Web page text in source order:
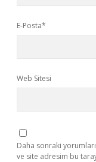
E-Posta*
Web Sitesi
Daha sonraki
ve site adresim bu